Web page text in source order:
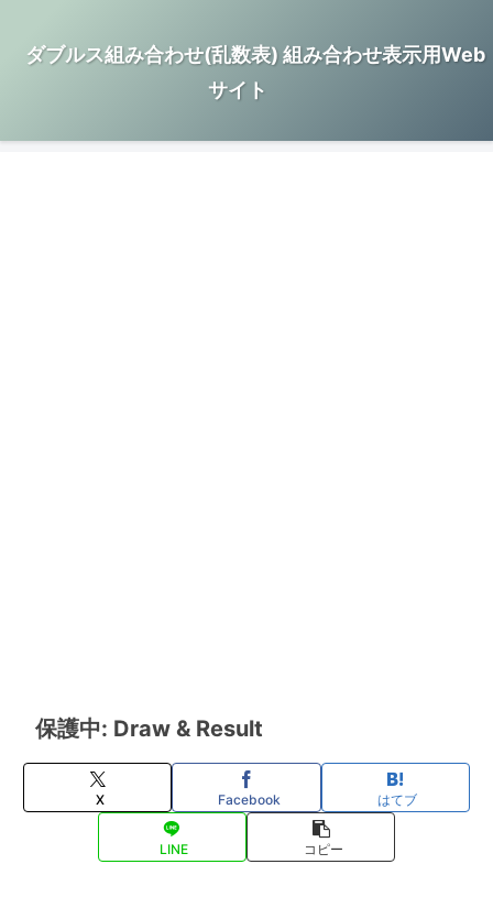
ダブルス組み合わせ(乱数表) 組み合わせ表示用Web
サイト
保護中: Draw & Result
X Facebook はてブ
LINE コピー